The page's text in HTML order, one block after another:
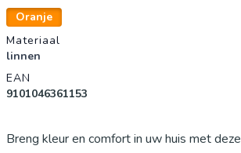
Oranje
Materiaal
linnen
EAN
9101046361153
Breng kleur en comfort in uw huis met